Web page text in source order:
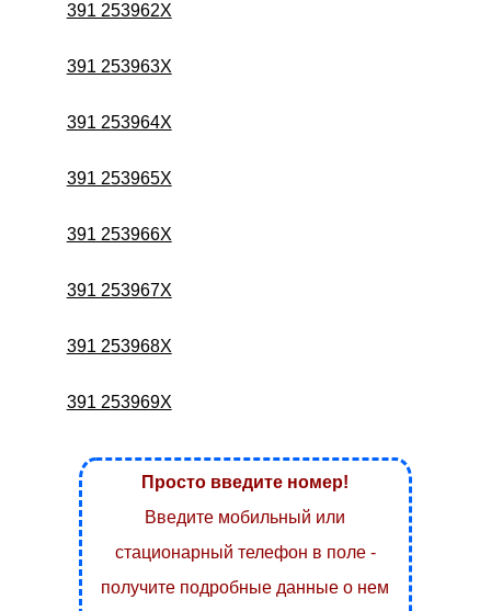
391 253962X
391 253963X
391 253964X
391 253965X
391 253966X
391 253967X
391 253968X
391 253969X
Просто введите номер!
Введите мобильный или
стационарный телефон в поле -
получите подробные данные о нем